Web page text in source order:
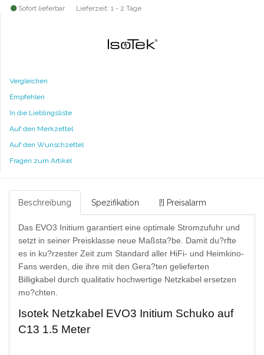
Sofort lieferbar Lieferzeit: 1 - 2 Tage
Vergleichen
Empfehlen
In die Lieblingsliste
Auf den Merkzettel
Auf den Wunschzettel
Fragen zum Artikel
Beschreibung Spezifikation [!] Preisalarm
Das EVO3 Initium garantiert eine optimale Stromzufuhr und
setzt in seiner Preisklasse neue Maßsta?be. Damit du?rfte
es in ku?rzester Zeit zum Standard aller HiFi- und Heimkino-
Fans werden, die ihre mit den Gera?ten gelieferten
Billigkabel durch qualitativ hochwertige Netzkabel ersetzen
mo?chten.
Isotek Netzkabel EVO3 Initium Schuko auf
C13 1.5 Meter